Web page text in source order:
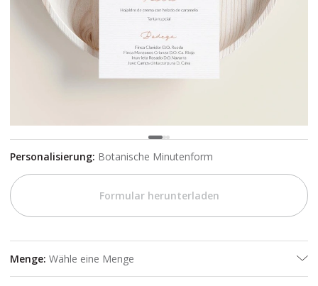
Personalisierung: Botanische Minutenform
Formular herunterladen
Menge: Wähle eine Menge